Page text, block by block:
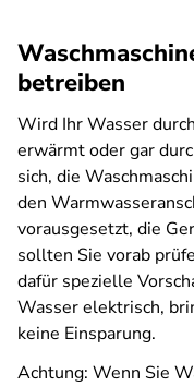
betreiben
Wird Ihr Wasser
erwärmt oder gar
sich, die
den
vorausgesetzt, die
sollten Sie vorab
dafür spezielle
Wasser elektrisch,
keine Einsparung.
Achtung: Wenn Sie